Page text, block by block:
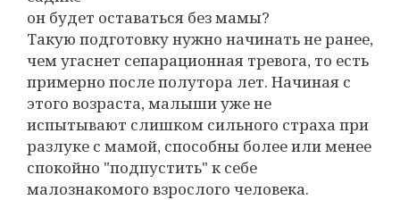
он будет оставаться без мамы?
Такую подготовку нужно начинать не ранее,
чем угаснет сепарационная тревога, то есть
примерно после полутора лет. Начиная с
этого возраста, малыши уже не
испытывают слишком сильного страха при
разлуке с мамой, способны более или менее
спокойно "подпустить" к себе
малознакомого взрослого человека.